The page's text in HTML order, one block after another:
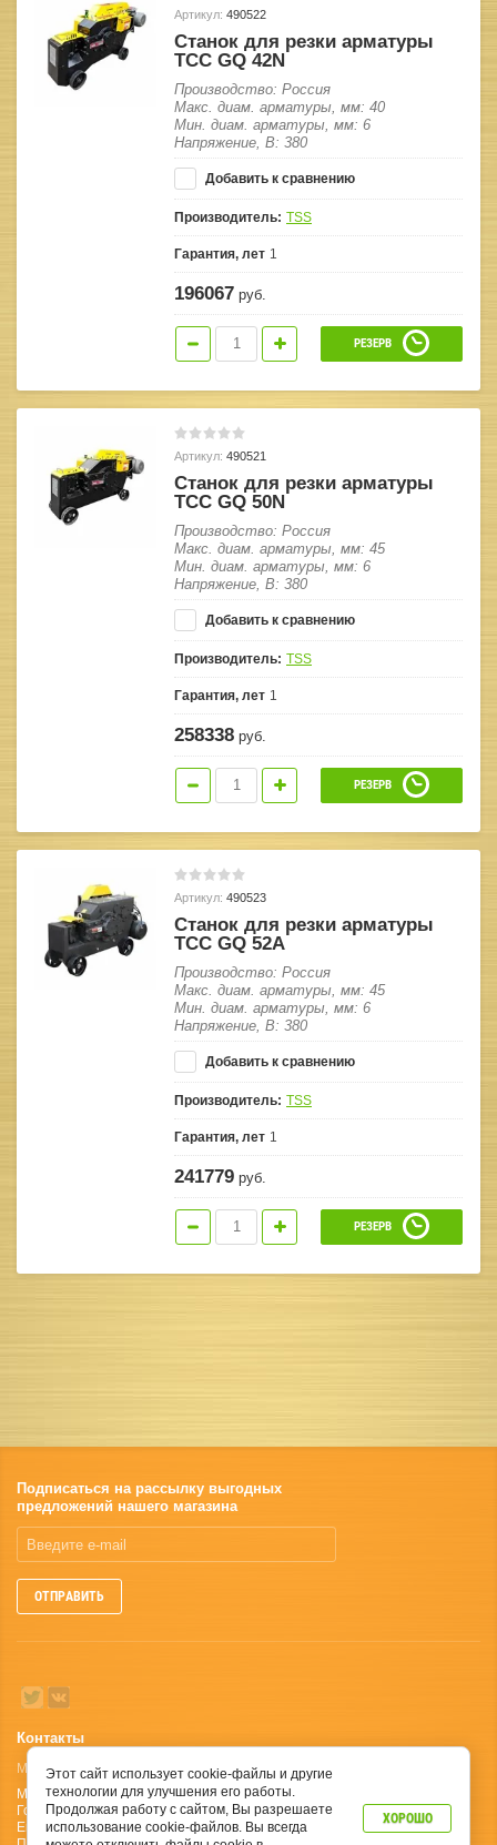
Артикул: 490522
Станок для резки арматуры
ТСС GQ 42N
Производство: Россия
Макс. диам. арматуры, мм: 40
Мин. диам. арматуры, мм: 6
Напряжение, В: 380
Добавить к сравнению
Производитель: TSS
Гарантия, лет 1
196067 руб.
РЕЗЕРВ
Артикул: 490521
Станок для резки арматуры
ТСС GQ 50N
Производство: Россия
Макс. диам. арматуры, мм: 45
Мин. диам. арматуры, мм: 6
Напряжение, В: 380
Добавить к сравнению
Производитель: TSS
Гарантия, лет 1
258338 руб.
РЕЗЕРВ
Артикул: 490523
Станок для резки арматуры
ТСС GQ 52A
Производство: Россия
Макс. диам. арматуры, мм: 45
Мин. диам. арматуры, мм: 6
Напряжение, В: 380
Добавить к сравнению
Производитель: TSS
Гарантия, лет 1
241779 руб.
РЕЗЕРВ
Подписаться на рассылку выгодных
предложений нашего магазина
ОТПРАВИТЬ
Контакты
Москва, Ленинградское шоссе, дом 100;
Мобильный: +7(929) 648-91-66
Городской : +7 (495) 664-55-89
Email: tehnodacha.com@yandex.ru
Этот сайт использует cookie-файлы и другие
технологии для улучшения его работы.
Продолжая работу с сайтом, Вы разрешаете
использование cookie-файлов. Вы всегда
ХОРОШО